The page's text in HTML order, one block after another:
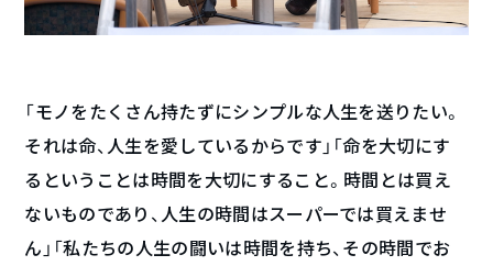
「モノをたくさん持たずにシンプルな人生を送りたい。
それは命、人生を愛しているからです」「命を大切にす
るということは時間を大切にすること。時間とは買え
ないものであり、人生の時間はスーパーでは買えませ
ん」「私たちの人生の闘いは時間を持ち、その時間でお